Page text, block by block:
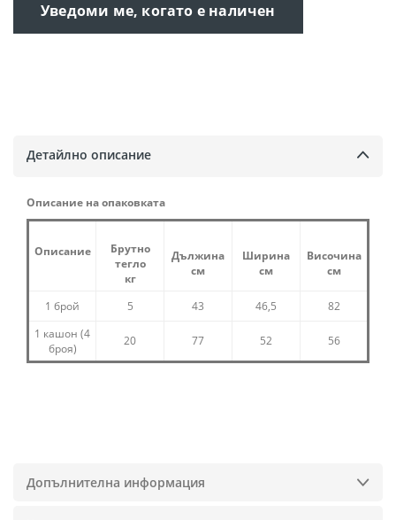
Уведоми ме, когато е наличен
Детайлно описание
Описание на опаковката
Описание
Брутно
тегло
кг
Дължина
см
Ширина
см
Височина
см
1 брой 5 43 46,5
82
1 кашон (4
броя)
20 77 52 56
Допълнителна информация